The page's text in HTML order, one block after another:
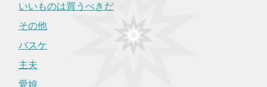
いいものは買うべきだ
その他
バスケ
主夫
愛娘